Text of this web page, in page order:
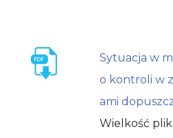
Sytuacja w
o kontroli w
ami
Wielkość